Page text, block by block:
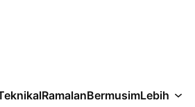
RamalanBermusimLebih